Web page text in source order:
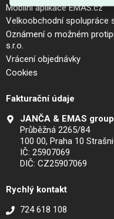
Mobilní aplikace EMAS.cz
Velkoobchodní spolupráce
Oznámení o možném
s.r.o.
Vrácení objednávky
Cookies
Fakturační údaje
JANČA & EMAS
Průběžná 2265/84
100 00, Praha 10
IČ: 25907069
DIČ: CZ25907069
Rychlý kontakt
724 618 108